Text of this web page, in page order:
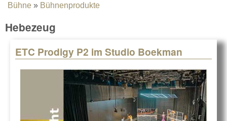
You are here
Bühne » Bühnenprodukte
Hebezeug
ETC Prodigy P2 im Studio Boekman
Pages